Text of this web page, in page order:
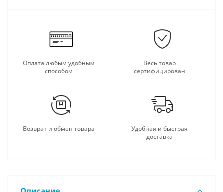
Оплата любым удобным
способом
Весь товар
сертифицирован
Возврат и обмен товара
Удобная и быстрая
доставка